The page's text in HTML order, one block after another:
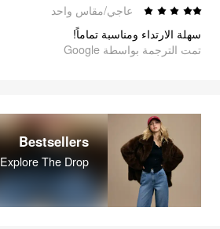
عاجي/مقاس واحد
سهلة الارتداء ومناسبة تماماً!
تمت الترجمة بواسطة Google
Bestsellers
Explore The Drop